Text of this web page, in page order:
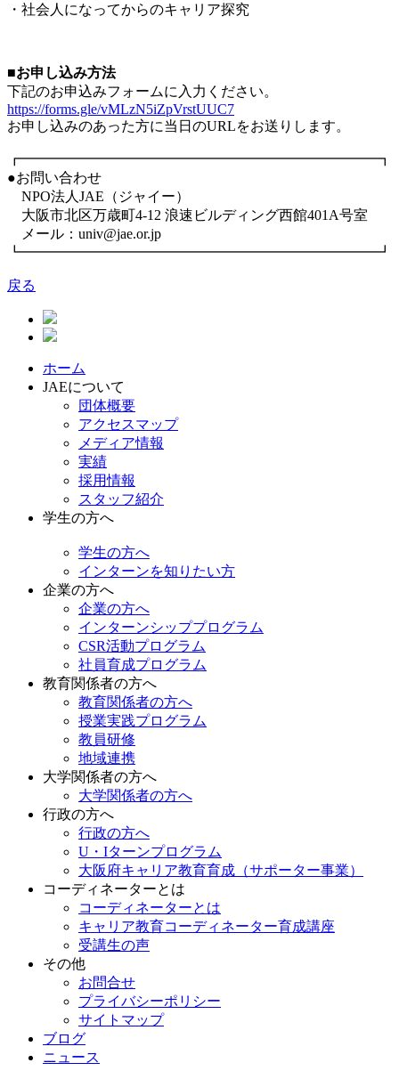
・社会人になってからのキャリア探究
■お申し込み方法
下記のお申込みフォームに入力ください。
https://forms.gle/vMLzN5iZpVrstUUC7
お申し込みのあった方に当日のURLをお送りします。
┏━━━━━━━━━━━━━━━━━━━━━━━━━┓
●お問い合わせ
NPO法人JAE（ジャイー）
大阪市北区万歳町4-12 浪速ビルディング西館401A号室
メール：univ@jae.or.jp
┗━━━━━━━━━━━━━━━━━━━━━━━━━┛
戻る
ホーム
JAEについて
団体概要
アクセスマップ
メディア情報
実績
採用情報
スタッフ紹介
学生の方へ
学生の方へ
インターンを知りたい方
企業の方へ
企業の方へ
インターンシッププログラム
CSR活動プログラム
社員育成プログラム
教育関係者の方へ
教育関係者の方へ
授業実践プログラム
教員研修
地域連携
大学関係者の方へ
大学関係者の方へ
行政の方へ
行政の方へ
U・Iターンプログラム
大阪府キャリア教育育成（サポーター事業）
コーディネーターとは
コーディネーターとは
キャリア教育コーディネーター育成講座
受講生の声
その他
お問合せ
プライバシーポリシー
サイトマップ
ブログ
ニュース